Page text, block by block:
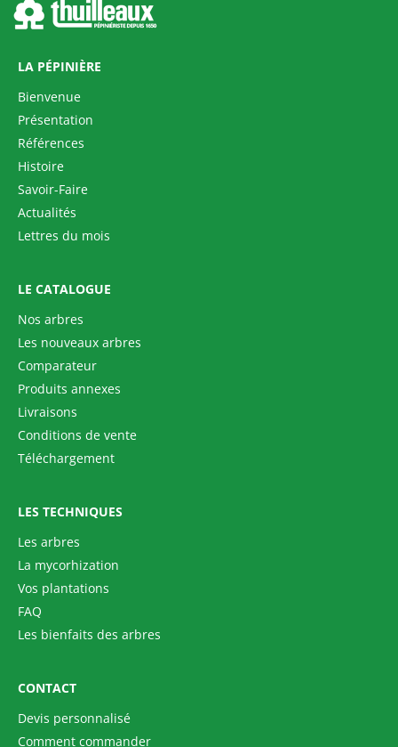
LA PÉPINIÈRE
Bienvenue
Présentation
Références
Histoire
Savoir-Faire
Actualités
Lettres du mois
LE CATALOGUE
Nos arbres
Les nouveaux arbres
Comparateur
Produits annexes
Livraisons
Conditions de vente
Téléchargement
LES TECHNIQUES
Les arbres
La mycorhization
Vos plantations
FAQ
Les bienfaits des arbres
CONTACT
Devis personnalisé
Comment commander